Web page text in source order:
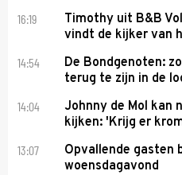
16:19
Timothy uit B&B
vindt de kijker van
14:54
De Bondgenoten:
terug te zijn in de
14:04
Johnny de Mol kan
kijken: 'Krijg er
13:07
Opvallende gasten
woensdagavond